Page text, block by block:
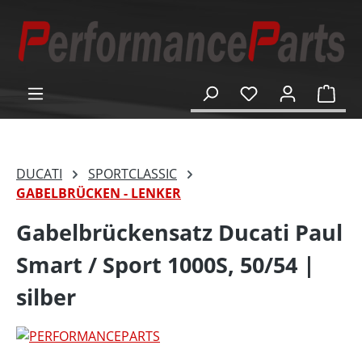
springen
DUCATI
SPORTCLASSIC
GABELBRÜCKEN - LENKER
Gabelbrückensatz Ducati Paul
Smart / Sport 1000S, 50/54 |
silber